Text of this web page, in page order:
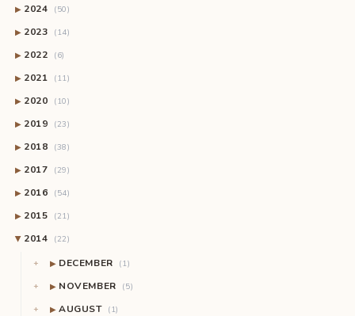
▶ 2024 (50)
▶ 2023 (14)
▶ 2022 (6)
▶ 2021 (11)
▶ 2020 (10)
▶ 2019 (23)
▶ 2018 (38)
▶ 2017 (29)
▶ 2016 (54)
▶ 2015 (21)
▶ 2014 (22)
▶ DECEMBER (1)
▶ NOVEMBER (5)
▶ AUGUST (1)